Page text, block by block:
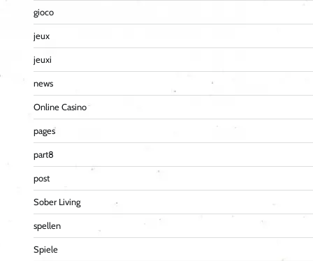
gioco
jeux
jeuxi
news
Online Casino
pages
part8
post
Sober Living
spellen
Spiele